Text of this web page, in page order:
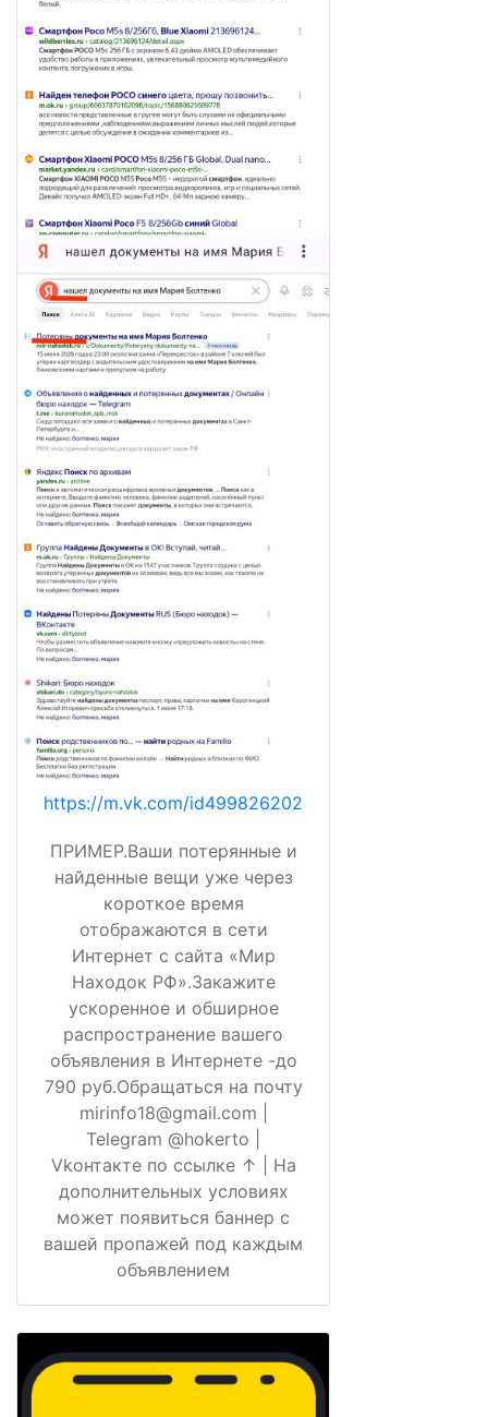
https://m.vk.com/id499826202
ПРИМЕР.Ваши потерянные и
найденные вещи уже через
короткое время
отображаются в сети
Интернет с сайта «Мир
Находок РФ».Закажите
ускоренное и обширное
распространение вашего
объявления в Интернете -до
790 руб.Обращаться на почту
mirinfo18@gmail.com |
Telegram @hokerto |
Vkонтакте по ссылке ↑ | На
дополнительных условиях
может появиться баннер с
вашей пропажей под каждым
объявлением